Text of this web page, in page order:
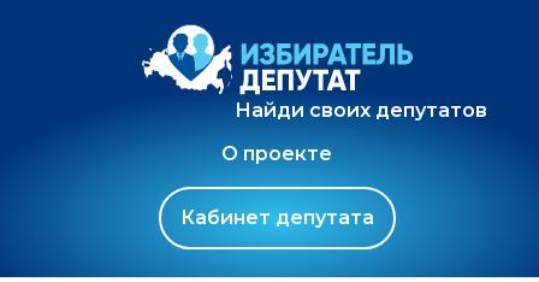
Найди своих депутатов
О проекте
Кабинет депутата